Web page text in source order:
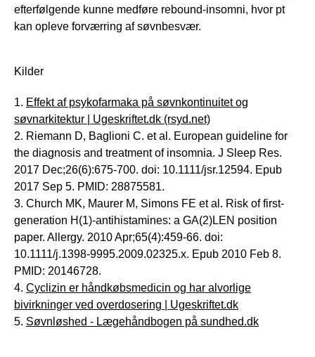
efterfølgende kunne medføre rebound-insomni, hvor pt
kan opleve forværring af søvnbesvær.
Kilder
1. Effekt af psykofarmaka på søvnkontinuitet og
søvnarkitektur | Ugeskriftet.dk (rsyd.net)
2. Riemann D, Baglioni C. et al. European guideline for
the diagnosis and treatment of insomnia. J Sleep Res.
2017 Dec;26(6):675-700. doi: 10.1111/jsr.12594. Epub
2017 Sep 5. PMID: 28875581.
3. Church MK, Maurer M, Simons FE et al. Risk of first-
generation H(1)-antihistamines: a GA(2)LEN position
paper. Allergy. 2010 Apr;65(4):459-66. doi:
10.1111/j.1398-9995.2009.02325.x. Epub 2010 Feb 8.
PMID: 20146728.
4. Cyclizin er håndkøbsmedicin og har alvorlige
bivirkninger ved overdosering | Ugeskriftet.dk
5. Søvnløshed - Lægehåndbogen på sundhed.dk